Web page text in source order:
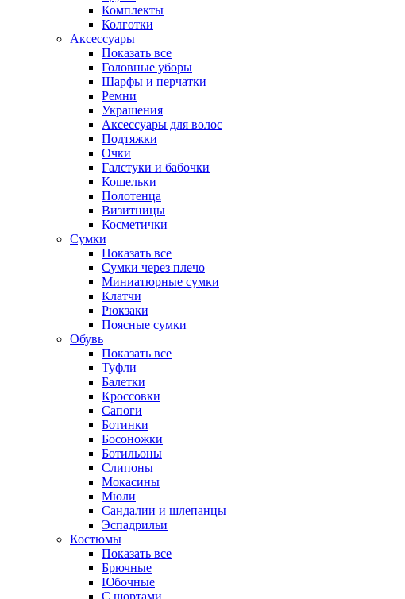
Комплекты
Колготки
Аксессуары
Показать все
Головные уборы
Шарфы и перчатки
Ремни
Украшения
Аксессуары для волос
Подтяжки
Очки
Галстуки и бабочки
Кошельки
Полотенца
Визитницы
Косметички
Сумки
Показать все
Сумки через плечо
Миниатюрные cумки
Клатчи
Рюкзаки
Поясные сумки
Обувь
Показать все
Туфли
Балетки
Кроссовки
Сапоги
Ботинки
Босоножки
Ботильоны
Слипоны
Мокасины
Мюли
Сандалии и шлепанцы
Эспадрильи
Костюмы
Показать все
Брючные
Юбочные
С шортами